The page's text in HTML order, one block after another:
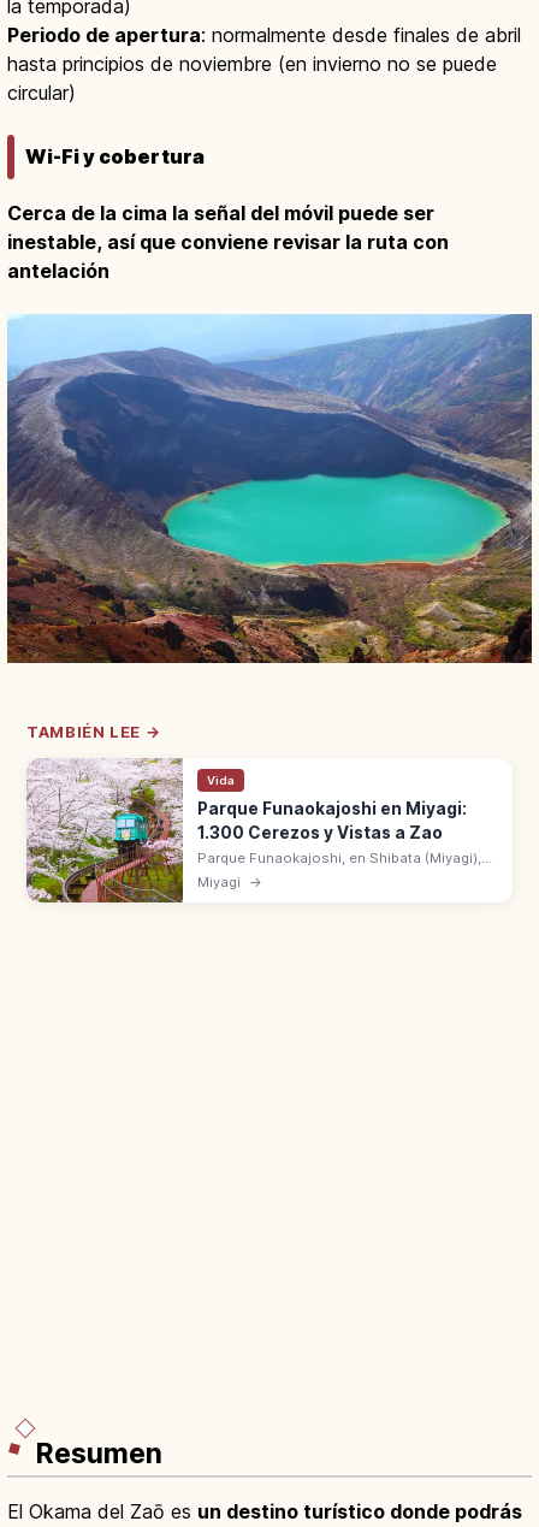
la temporada)
Periodo de apertura: normalmente desde finales de abril
hasta principios de noviembre (en invierno no se puede
circular)
Wi-Fi y cobertura
Cerca de la cima la señal del móvil puede ser
inestable, así que conviene revisar la ruta con
antelación
TAMBIÉN LEE →
Vida
Parque Funaokajoshi en Miyagi:
1.300 Cerezos y Vistas a Zao
Parque Funaokajoshi, en Shibata (Miyagi),
tiene 1.300 cerezos en las ruinas del
castillo. Cien Mejores Lugares de Sakura
Miyagi →
Resumen
El Okama del Zaō es un destino turístico donde podrás